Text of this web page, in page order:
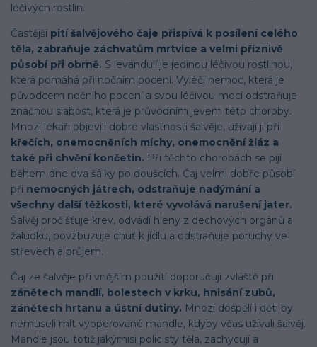
léčivých rostlin.
Častější pití šalvějového čaje přispívá k posílení celého
těla, zabraňuje záchvatům mrtvice a velmi příznivě
působí při obrně. S levandulí je jedinou léčivou rostlinou,
která pomáhá při nočním pocení. Vyléčí nemoc, která je
původcem nočního pocení a svou léčivou mocí odstraňuje
značnou slabost, která je průvodním jevem této choroby.
Mnozí lékaři objevili dobré vlastnosti šalvěje, užívají ji při
křečích, onemocněních míchy, onemocnění žláz a
také při chvění končetin. Při těchto chorobách se pijí
během dne dva šálky po doušcích. Čaj velmi dobře působí
při nemocných játrech, odstraňuje nadýmání a
všechny další těžkosti, které vyvolává narušení jater.
Šalvěj pročišťuje krev, odvádí hleny z dechových orgánů a
žaludku, povzbuzuje chuť k jídlu a odstraňuje poruchy ve
střevech a průjem.
Čaj ze šalvěje při vnějším použití doporučuji zvláště při
zánětech mandlí, bolestech v krku, hnisání zubů,
zánětech hrtanu a ústní dutiny. Mnozí dospělí i děti by
nemuseli mít vyoperované mandle, kdyby včas užívali šalvěj.
Mandle jsou totiž jakýmisi policisty těla, zachycují a